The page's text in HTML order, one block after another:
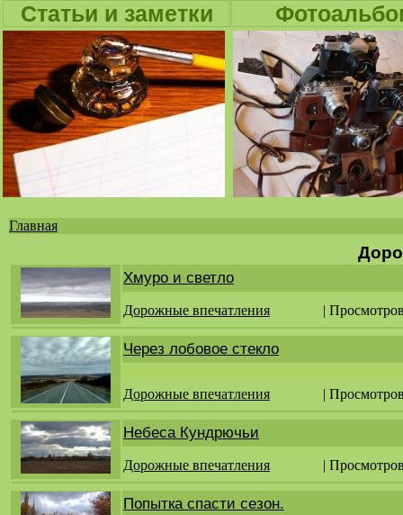
Статьи и заметки
здесь
Главная
Хмуро и светло
Дорожные впечатления |
Через лобовое стекло
Дорожные впечатления |
Небеса Кундрючьи
Дорожные впечатления |
Попытка спасти сезон.